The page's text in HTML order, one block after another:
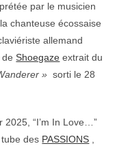
par le musicien
chanteuse écossaise
allemand
deShoegaze extrait du
»sorti le 28
2025, “I’m In Love…”
des PASSIONS